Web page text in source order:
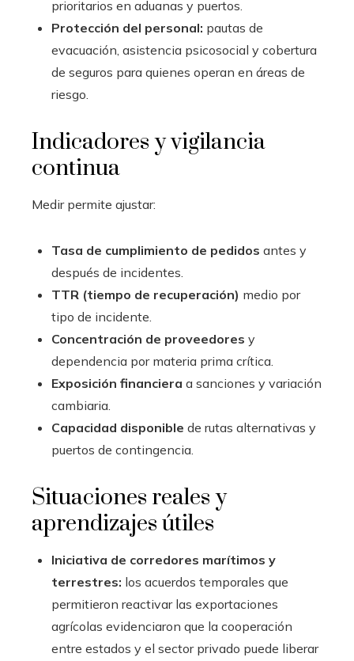
prioritarios en aduanas y puertos.
Protección del personal: pautas de
evacuación, asistencia psicosocial y cobertura
de seguros para quienes operan en áreas de
riesgo.
Indicadores y vigilancia
continua
Medir permite ajustar:
Tasa de cumplimiento de pedidos antes y
después de incidentes.
TTR (tiempo de recuperación) medio por
tipo de incidente.
Concentración de proveedores y
dependencia por materia prima crítica.
Exposición financiera a sanciones y variación
cambiaria.
Capacidad disponible de rutas alternativas y
puertos de contingencia.
Situaciones reales y
aprendizajes útiles
Iniciativa de corredores marítimos y
terrestres: los acuerdos temporales que
permitieron reactivar las exportaciones
agrícolas evidenciaron que la cooperación
entre estados y el sector privado puede liberar